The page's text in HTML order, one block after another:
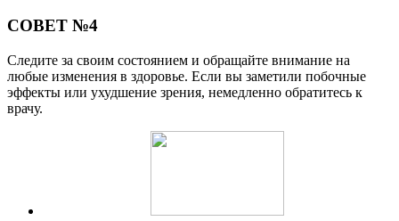
СОВЕТ №4
Следите за своим состоянием и обращайте внимание на
любые изменения в здоровье. Если вы заметили побочные
эффекты или ухудшение зрения, немедленно обратитесь к
врачу.